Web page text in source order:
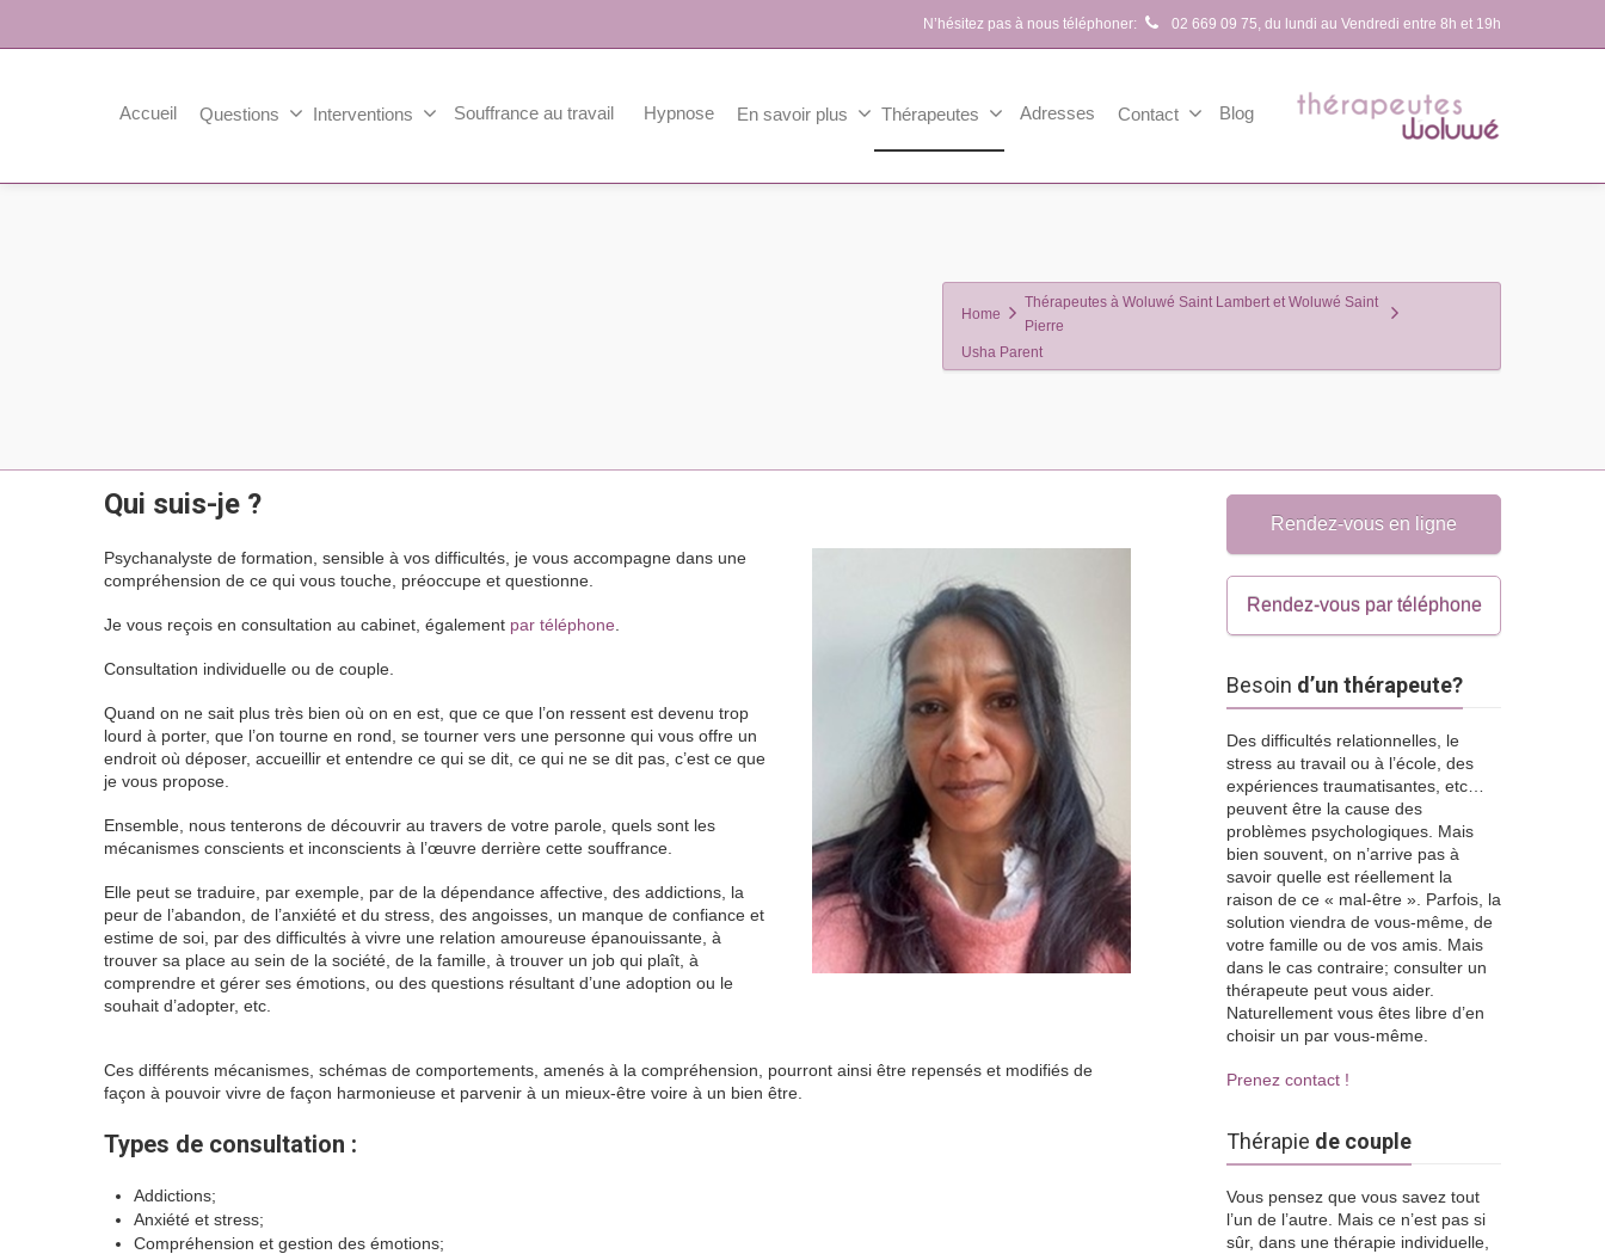
N’hésitez pas à nous téléphoner: 02 669 09 75, du lundi au Vendredi entre 8h et 19h
Accueil Questions Interventions Souffrance au travail Hypnose En savoir plus Thérapeutes Adresses Contact Blog
Home
Thérapeutes à Woluwé Saint Lambert et Woluwé Saint
Pierre
Usha Parent
Qui suis-je ?
Psychanalyste de formation, sensible à vos difficultés, je vous accompagne dans une
compréhension de ce qui vous touche, préoccupe et questionne.
Je vous reçois en consultation au cabinet, également par téléphone
Consultation individuelle ou de couple.
Quand on ne sait plus très bien où on en est, que ce que l’on ressent est devenu trop
lourd à porter, que l’on tourne en rond, se tourner vers une personne qui vous offre un
endroit où déposer, accueillir et entendre ce qui se dit, ce qui ne se dit pas, c’est ce que
je vous propose.
Ensemble, nous tenterons de découvrir au travers de votre parole, quels sont les
mécanismes conscients et inconscients à l’œuvre derrière cette souffrance.
Elle peut se traduire, par exemple, par de la dépendance affective, des addictions, la
peur de l’abandon, de l’anxiété et du stress, des angoisses, un manque de confiance et
estime de soi, par des difficultés à vivre une relation amoureuse épanouissante, à
trouver sa place au sein de la société, de la famille, à trouver un job qui plaît, à
comprendre et gérer ses émotions, ou des questions résultant d’une adoption ou le
souhait d’adopter, etc.
Ces différents mécanismes, schémas de comportements, amenés à la compréhension, pourront ainsi être repensés et modifiés de
façon à pouvoir vivre de façon harmonieuse et parvenir à un mieux-être voire à un bien être.
Types de consultation :
Addictions;
Anxiété et stress;
Compréhension et gestion des émotions;
Rendez-vous en ligne
Rendez-vous par téléphone
Besoin d’un thérapeute?
Des difficultés relationnelles, le
stress au travail ou à l’école, des
expériences traumatisantes, etc…
peuvent être la cause des
problèmes psychologiques. Mais
bien souvent, on n’arrive pas à
savoir quelle est réellement la
raison de ce « mal-être ». Parfois, la
solution viendra de vous-même, de
votre famille ou de vos amis. Mais
dans le cas contraire; consulter un
thérapeute peut vous aider.
Naturellement vous êtes libre d’en
choisir un par vous-même.
Prenez contact !
Thérapie de couple
Vous pensez que vous savez tout
l’un de l’autre. Mais ce n’est pas si
sûr, dans une thérapie individuelle,